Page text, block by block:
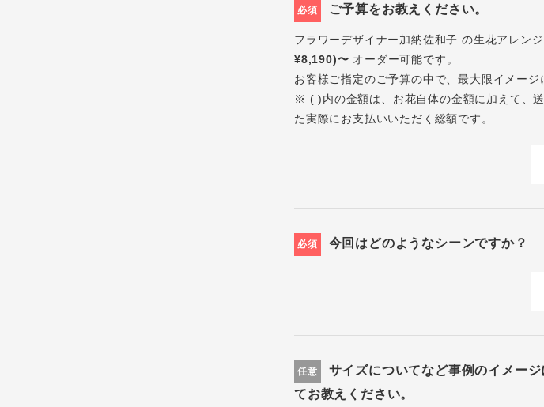
必須 ご予算をお教えください。
フラワーデザイナー加納佐和子 の生花アレン
¥8,190)〜 オーダー可能です。
お客様ご指定のご予算の中で、最大限イメージ
※ ( )内の金額は、お花自体の金額に加えて、
た実際にお支払いいただく総額です。
必須 今回はどのようなシーンですか？
任意
サイズについてなど事例のイメー
てお教えください。